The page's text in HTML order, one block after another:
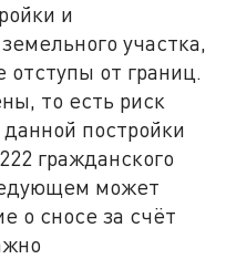
и
участка,
от границ.
то есть риск
постройки
гражданского
может
о сносе за счёт